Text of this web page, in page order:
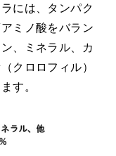
には、タンパク
ミノ酸をバラン
、ミネラル、カ
クロロフィル）
す。